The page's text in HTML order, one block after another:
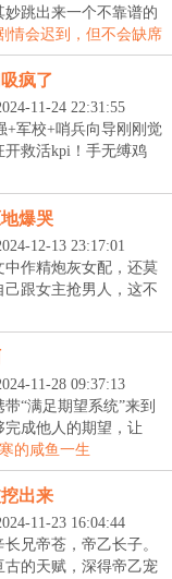
跳出来一个不靠谱的
情会迟到，但不会缺席
疯了
11-24 22:31:55
+军校+哨兵向导刚刚觉
救活kpi！手无缚鸡
爆哭
12-13 23:17:01
作精炮灰女配，还莫
跟女主抢男人，这不
11-28 09:37:13
“满足期望系统”来到
成他人的期望，让
的咸鱼一生
出来
11-23 16:04:44
兄帝苍，帝乙长子。
古的天赋，深得帝乙宠